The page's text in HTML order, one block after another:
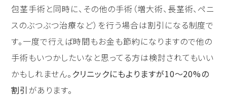
包茎手術と同時に、その他の手術（増大術、長茎術、ペニ
スのぶつぶつ治療など）を行う場合は割引になる制度で
す。一度で行えば時間もお金も節約になりますので他の
手術もいつかしたいなと思ってる方は検討されてもいい
かもしれません。 クリニックにもよりますが10〜20%の
割引があります。